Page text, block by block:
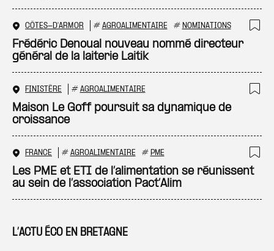
L’ACTU ÉCO EN BRETAGNE
CÔTES-D'ARMOR # AGROALIMENTAIRE # NOMINATIONS
Frédéric Denoual nouveau nommé directeur
général de la laiterie Laitik
FINISTÈRE # AGROALIMENTAIRE
Maison Le Goff poursuit sa dynamique de
croissance
FRANCE # AGROALIMENTAIRE # PME
Les PME et ETI de l’alimentation se réunissent
au sein de l’association Pact’Alim